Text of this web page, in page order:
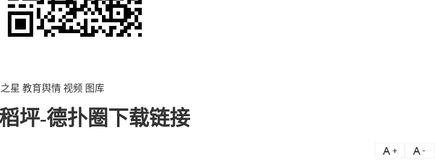
星 教育舆情 视频 图库
坪-德扑圈下载链接